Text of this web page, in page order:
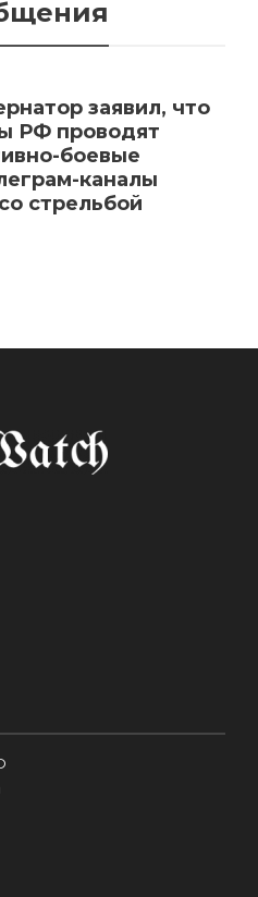
заявил, что
РФ проводят
боевые
каналы
стрельбой